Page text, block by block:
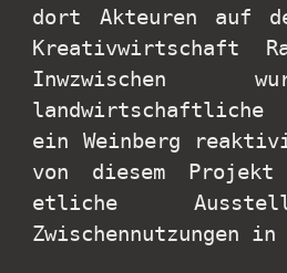
dort Akteuren auf
Kreativwirtschaft
Inwzwischen
ein Weinberg
von diesem
etliche
Zwischennutzungen